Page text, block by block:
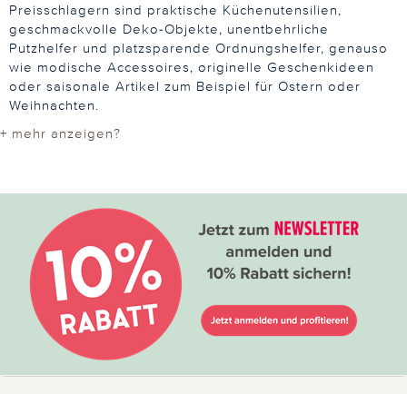
Preisschlagern sind praktische Küchenutensilien,
geschmackvolle Deko-Objekte, unentbehrliche
Putzhelfer und platzsparende Ordnungshelfer, genauso
wie modische Accessoires, originelle Geschenkideen
oder saisonale Artikel zum Beispiel für Ostern oder
Weihnachten.
+ mehr anzeigen?